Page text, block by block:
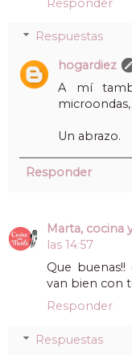
Respuestas
hogardiez
A mí
Un abrazo.
Responder
Marta, cocina
las 14:57
Que
van bien con
Responder
Respuestas